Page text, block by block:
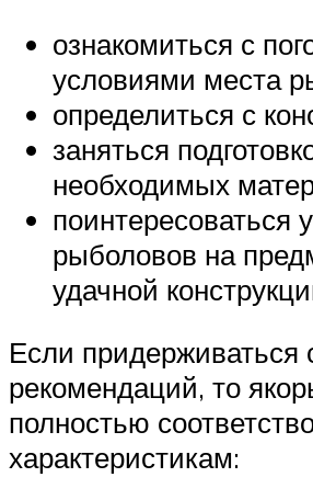
ознакомиться с
условиями места
определиться с
заняться
необходимых
поинтересоваться
рыболовов на
удачной
Если
рекомендаций, то
полностью
характеристикам: